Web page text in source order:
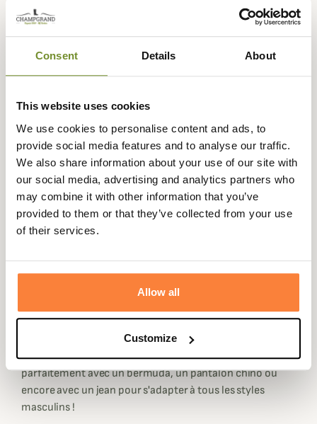
Consent Details About
This website uses cookies
We use cookies to personalise content and ads, to
provide social media features and to analyse our traffic.
We also share information about your use of our site with
our social media, advertising and analytics partners who
may combine it with other information that you’ve
provided to them or that they’ve collected from your use
of their services.
Allow all
Customize
Expédié dans
la journée
retour sous
sécurisé
Paiement en
3 fois dès 100
euros
Description
Optez pour le Polo Sports Barbour
pour homme, un
modèle classique et intemporel qui conviendra à tous les
styles ! Sa coupe droite et son design minimaliste le
rend tout aussi élégant.
même lorsqu'il fait plus chaud. Toutefois, son col à deux
Proposé dans de nombreux coloris flashy ou plus sobre,
le Polo Sports Barbour est un incontournable pour toutes
les garde-robes et se porte toute l'année. Il s'associe
parfaitement avec un bermuda, un pantalon chino ou
encore avec un jean pour s'adapter à tous les styles
masculins !